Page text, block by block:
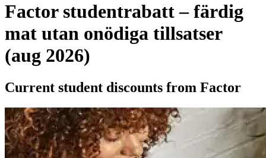
Factor studentrabatt – färdig
mat utan onödiga tillsatser
(aug 2026)
Current student discounts from Factor